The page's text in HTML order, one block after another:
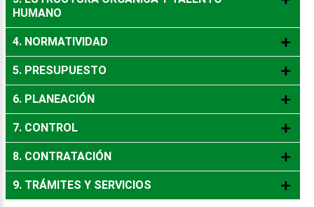
HUMANO
4. NORMATIVIDAD
5. PRESUPUESTO
6. PLANEACIÓN
7. CONTROL
8. CONTRATACIÓN
9. TRÁMITES Y SERVICIOS